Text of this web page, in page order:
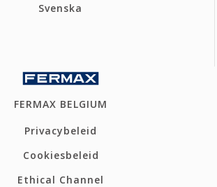
Svenska
FERMAX BELGIUM
Privacybeleid
Cookiesbeleid
Ethical Channel